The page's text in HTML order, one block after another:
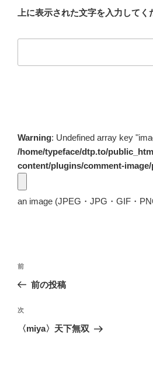
上に表示された文字を入力してく
Warning: Undefined array key
/home/typeface/dtp.to/
content/plugins/comment-
an image (JPEG・JPG・GIF・
投
ナ
ビ
ゲ
前
の
稿
前
前の投稿
次
の
次
〈miya〉天下無双